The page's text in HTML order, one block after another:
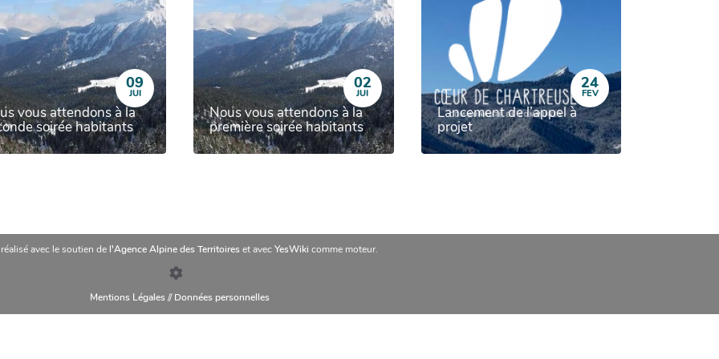
09
JUI
vous attendons à la
soirée habitants
02
JUI
Nous vous attendons à la
première soirée habitants
24
FEV
Lancement de l’appel à
projet
avec le soutien de l'Agence Alpine des Territoireset avec YesWiki comme moteur.
Mentions Légales//Données personnelles